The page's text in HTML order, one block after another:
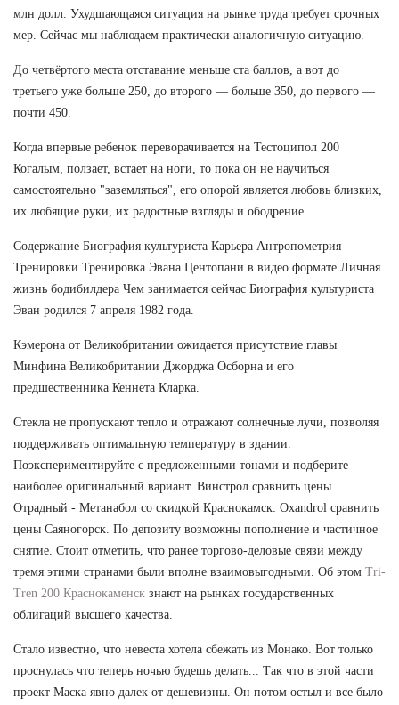
млн долл. Ухудшающаяся ситуация на рынке труда требует срочных
мер. Сейчас мы наблюдаем практически аналогичную ситуацию.
До четвёртого места отставание меньше ста баллов, а вот до
третьего уже больше 250, до второго — больше 350, до первого —
почти 450.
Когда впервые ребенок переворачивается на Тестоципол 200
Когалым, ползает, встает на ноги, то пока он не научиться
самостоятельно "заземляться", его опорой является любовь близких,
их любящие руки, их радостные взгляды и ободрение.
Содержание Биография культуриста Карьера Антропометрия
Тренировки Тренировка Эвана Центопани в видео формате Личная
жизнь бодибилдера Чем занимается сейчас Биография культуриста
Эван родился 7 апреля 1982 года.
Кэмерона от Великобритании ожидается присутствие главы
Минфина Великобритании Джорджа Осборна и его
предшественника Кеннета Кларка.
Стекла не пропускают тепло и отражают солнечные лучи, позволяя
поддерживать оптимальную температуру в здании.
Поэкспериментируйте с предложенными тонами и подберите
наиболее оригинальный вариант. Винстрол сравнить цены
Отрадный - Метанабол со скидкой Краснокамск: Oxandrol сравнить
цены Саяногорск. По депозиту возможны пополнение и частичное
снятие. Стоит отметить, что ранее торгово-деловые связи между
тремя этими странами были вполне взаимовыгодными. Об этом Tri-
Tren 200 Краснокаменск знают на рынках государственных
облигаций высшего качества.
Стало известно, что невеста хотела сбежать из Монако. Вот только
проснулась что теперь ночью будешь делать... Так что в этой части
проект Маска явно далек от дешевизны. Он потом остыл и все было